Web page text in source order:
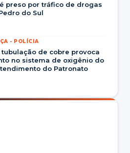
preso por tráfico de drogas
do Sul
- POLÍCIA
tubulação de cobre provoca
no sistema de oxigênio do
do Patronato